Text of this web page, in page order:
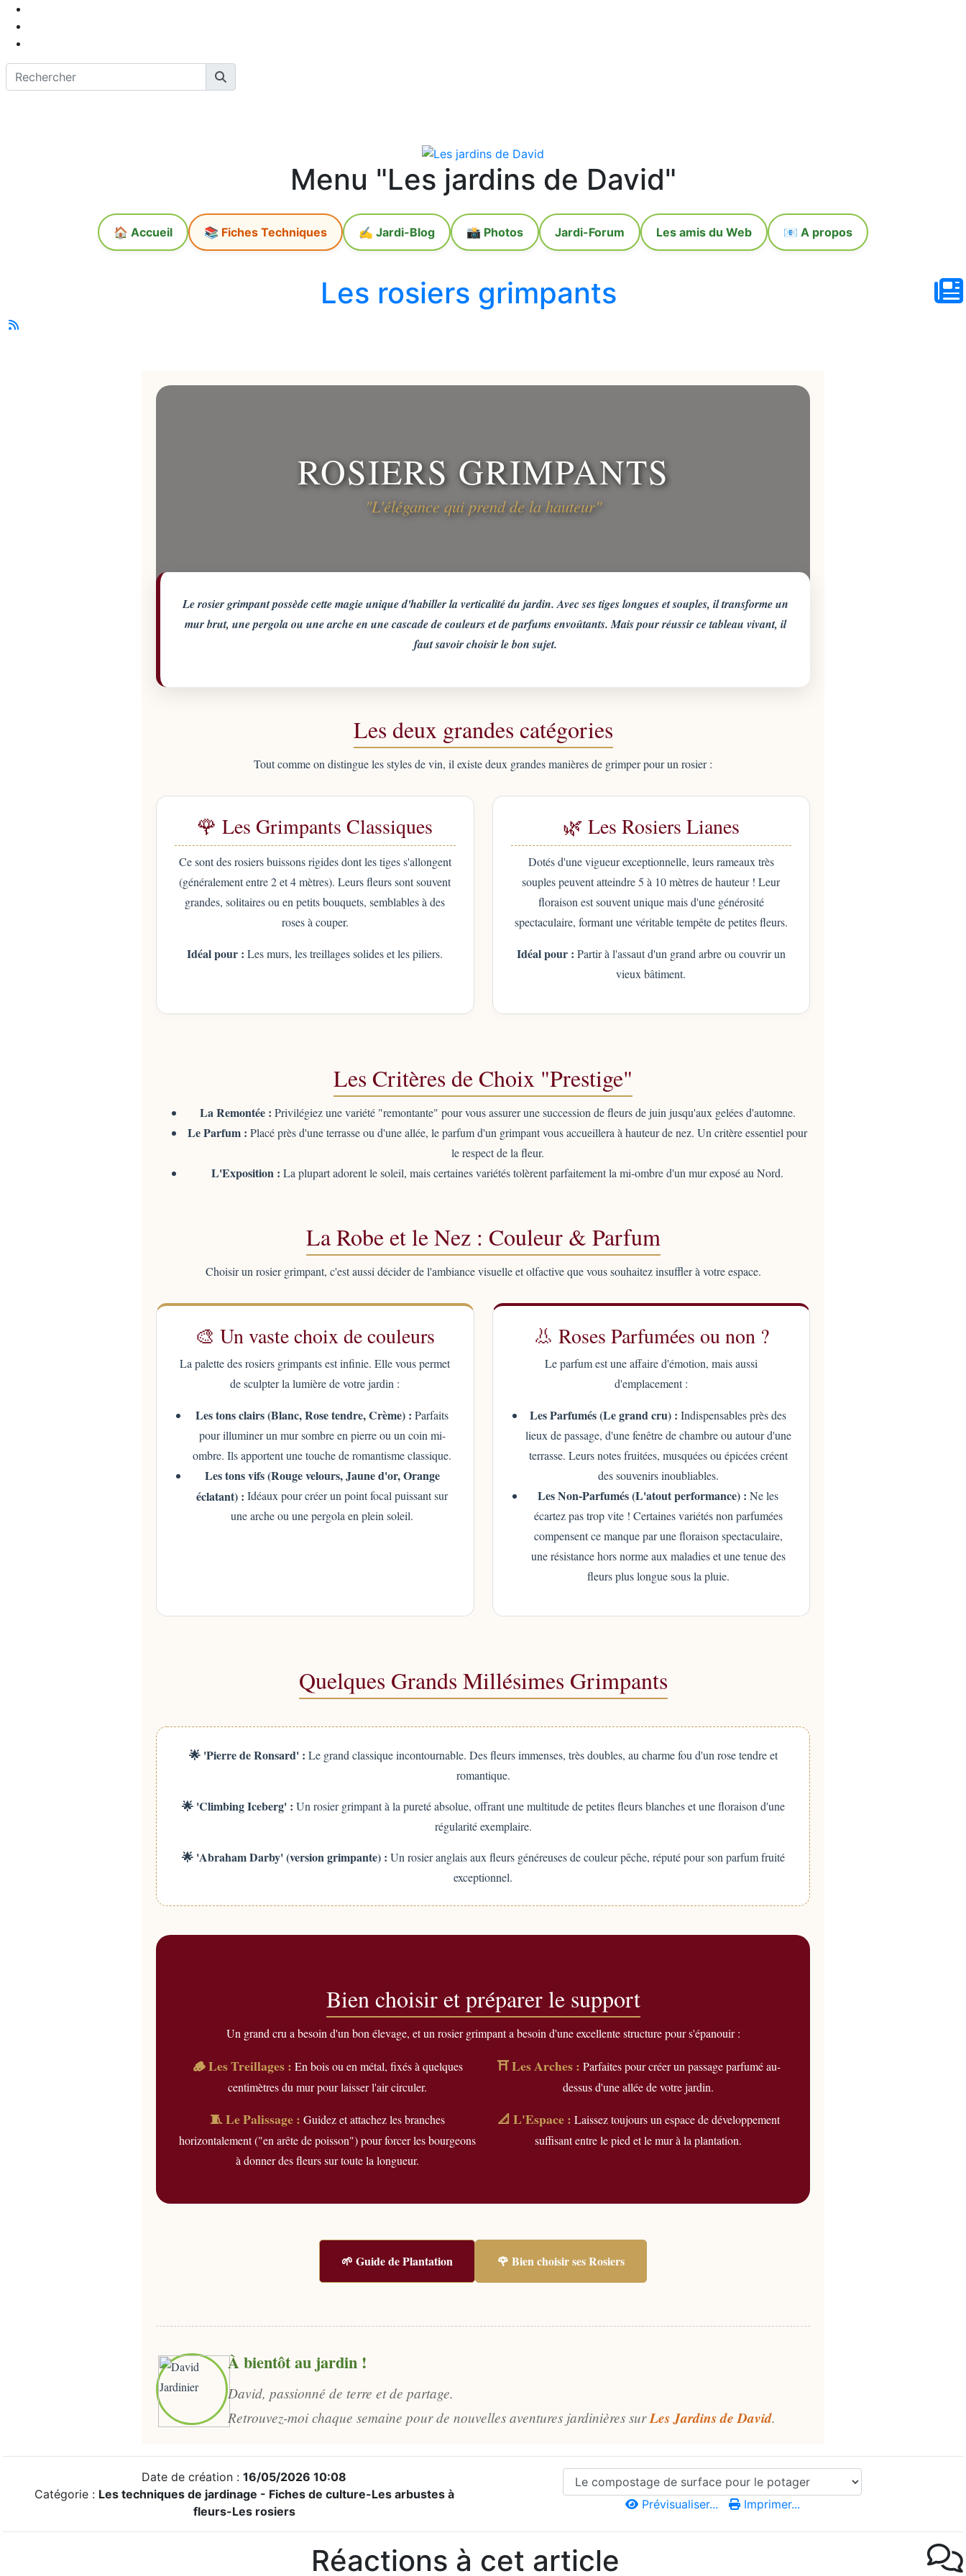
Menu "Les jardins de David"
🏠 Accueil 📚 Fiches Techniques ✍️ Jardi-Blog 📸 Photos Jardi-Forum Les amis du Web 📧 A propos
Les rosiers grimpants
ROSIERS GRIMPANTS
"L'élégance qui prend de la hauteur"
Le rosier grimpant possède cette magie unique d'habiller la verticalité du jardin. Avec ses tiges longues et souples, il transforme un
mur brut, une pergola ou une arche en une cascade de couleurs et de parfums envoûtants. Mais pour réussir ce tableau vivant, il
faut savoir choisir le bon sujet.
Les deux grandes catégories
Tout comme on distingue les styles de vin, il existe deux grandes manières de grimper pour un rosier :
🌹 Les Grimpants Classiques
Ce sont des rosiers buissons rigides dont les tiges s'allongent
(généralement entre 2 et 4 mètres). Leurs fleurs sont souvent
grandes, solitaires ou en petits bouquets, semblables à des
roses à couper.
Idéal pour : Les murs, les treillages solides et les piliers.
🌿 Les Rosiers Lianes
Dotés d'une vigueur exceptionnelle, leurs rameaux très
souples peuvent atteindre 5 à 10 mètres de hauteur ! Leur
floraison est souvent unique mais d'une générosité
spectaculaire, formant une véritable tempête de petites fleurs.
Idéal pour : Partir à l'assaut d'un grand arbre ou couvrir un
vieux bâtiment.
Les Critères de Choix "Prestige"
La Remontée : Privilégiez une variété "remontante" pour vous assurer une succession de fleurs de juin jusqu'aux gelées d'automne.
Le Parfum : Placé près d'une terrasse ou d'une allée, le parfum d'un grimpant vous accueillera à hauteur de nez. Un critère essentiel pour
le respect de la fleur.
L'Exposition : La plupart adorent le soleil, mais certaines variétés tolèrent parfaitement la mi-ombre d'un mur exposé au Nord.
La Robe et le Nez : Couleur & Parfum
Choisir un rosier grimpant, c'est aussi décider de l'ambiance visuelle et olfactive que vous souhaitez insuffler à votre espace.
🎨 Un vaste choix de couleurs
La palette des rosiers grimpants est infinie. Elle vous permet
de sculpter la lumière de votre jardin :
Les tons clairs (Blanc, Rose tendre, Crème) : Parfaits
pour illuminer un mur sombre en pierre ou un coin mi-
ombre. Ils apportent une touche de romantisme classique.
Les tons vifs (Rouge velours, Jaune d'or, Orange
éclatant) : Idéaux pour créer un point focal puissant sur
une arche ou une pergola en plein soleil.
👃 Roses Parfumées ou non ?
Le parfum est une affaire d'émotion, mais aussi
d'emplacement :
Les Parfumés (Le grand cru) : Indispensables près des
lieux de passage, d'une fenêtre de chambre ou autour d'une
terrasse. Leurs notes fruitées, musquées ou épicées créent
des souvenirs inoubliables.
Les Non-Parfumés (L'atout performance) : Ne les
écartez pas trop vite ! Certaines variétés non parfumées
compensent ce manque par une floraison spectaculaire,
une résistance hors norme aux maladies et une tenue des
fleurs plus longue sous la pluie.
Quelques Grands Millésimes Grimpants
🌟 'Pierre de Ronsard' : Le grand classique incontournable. Des fleurs immenses, très doubles, au charme fou d'un rose tendre et
romantique.
🌟 'Climbing Iceberg' : Un rosier grimpant à la pureté absolue, offrant une multitude de petites fleurs blanches et une floraison d'une
régularité exemplaire.
🌟 'Abraham Darby' (version grimpante) : Un rosier anglais aux fleurs généreuses de couleur pêche, réputé pour son parfum fruité
exceptionnel.
Bien choisir et préparer le support
Un grand cru a besoin d'un bon élevage, et un rosier grimpant a besoin d'une excellente structure pour s'épanouir :
🪵 Les Treillages : En bois ou en métal, fixés à quelques
centimètres du mur pour laisser l'air circuler.
⛩️ Les Arches : Parfaites pour créer un passage parfumé au-
dessus d'une allée de votre jardin.
🧵 Le Palissage : Guidez et attachez les branches
horizontalement ("en arête de poisson") pour forcer les bourgeons
à donner des fleurs sur toute la longueur.
📐 L'Espace : Laissez toujours un espace de développement
suffisant entre le pied et le mur à la plantation.
🌱 Guide de Plantation 🌹 Bien choisir ses Rosiers
À bientôt au jardin !
David, passionné de terre et de partage.
Retrouvez-moi chaque semaine pour de nouvelles aventures jardinières surLes Jardins de David.
Date de création : 16/05/2026 10:08
Catégorie : Les techniques de jardinage - Fiches de culture-Les arbustes à
fleurs-Les rosiers
Prévisualiser... Imprimer...
Réactions à cet article